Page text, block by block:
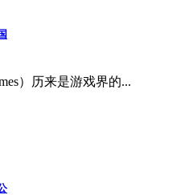
）历来是游戏界的...